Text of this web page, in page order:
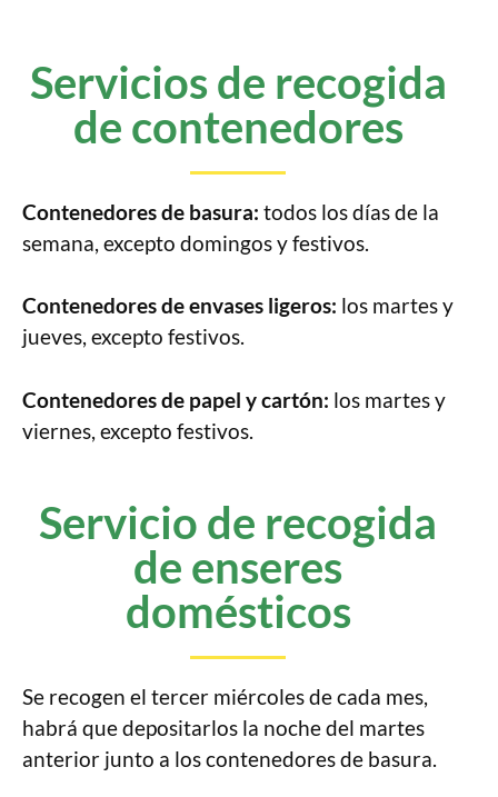
Servicios de recogida
de contenedores
Contenedores de basura: todos los días de la
semana, excepto domingos y festivos.
Contenedores de envases ligeros: los martes y
jueves, excepto festivos.
Contenedores de papel y cartón: los martes y
viernes, excepto festivos.
Servicio de recogida
de enseres
domésticos
Se recogen el tercer miércoles de cada mes,
habrá que depositarlos la noche del martes
anterior junto a los contenedores de basura.